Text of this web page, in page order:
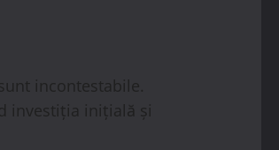
incontestabile.
investiția inițială și